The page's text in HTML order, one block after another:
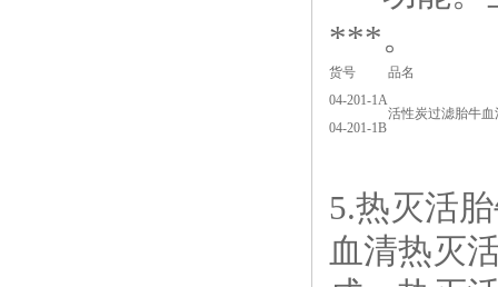
***。
货号
品名
04-201-1A
活性炭过滤胎牛血
04-201-1B
5.热灭活
血清热灭